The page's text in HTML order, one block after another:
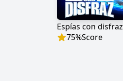
Espías con disfraz
75%Score